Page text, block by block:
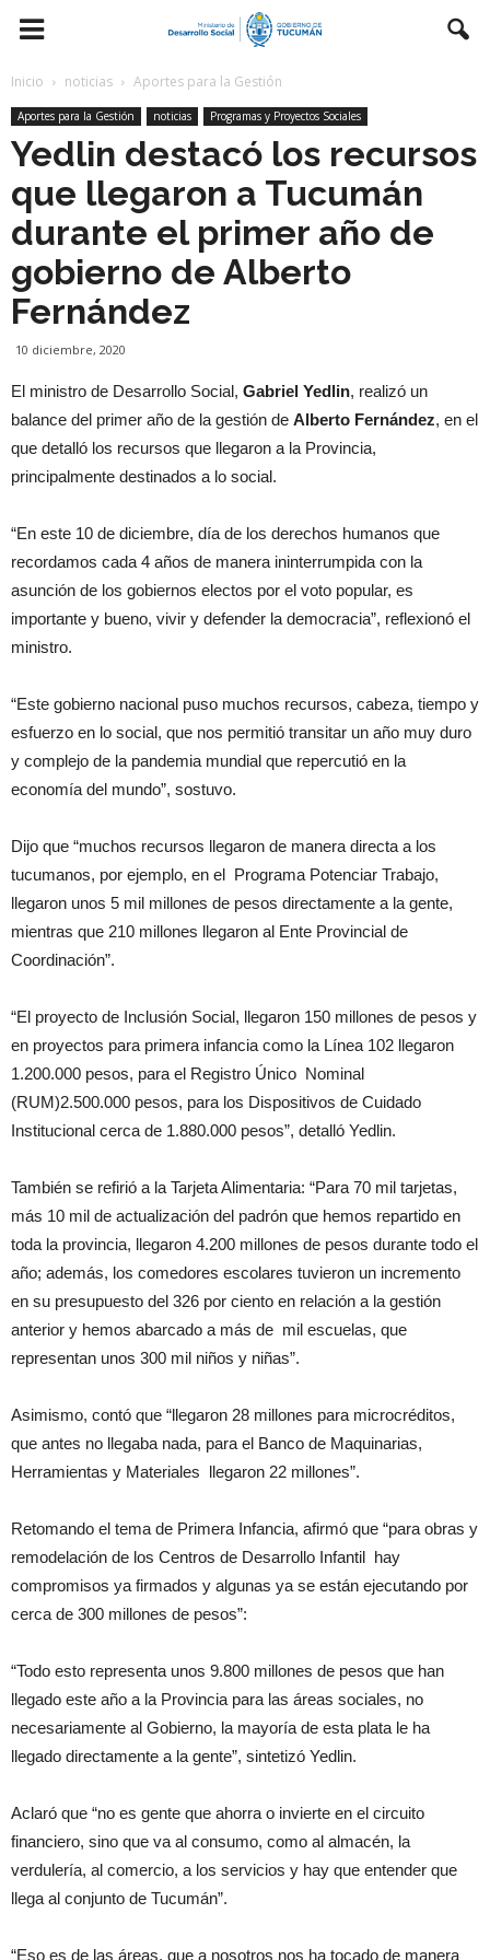
Inicio noticias Aportes para la Gestión
Aportes para la Gestión noticias Programas y Proyectos Sociales
Yedlin destacó los recursos
que llegaron a Tucumán
durante el primer año de
gobierno de Alberto
Fernández
10 diciembre, 2020
El ministro de Desarrollo Social, Gabriel Yedlin, realizó un
balance del primer año de la gestión de Alberto Fernández, en el
que detalló los recursos que llegaron a la Provincia,
principalmente destinados a lo social.
“En este 10 de diciembre, día de los derechos humanos que
recordamos cada 4 años de manera ininterrumpida con la
asunción de los gobiernos electos por el voto popular, es
importante y bueno, vivir y defender la democracia”, reflexionó el
ministro.
“Este gobierno nacional puso muchos recursos, cabeza, tiempo y
esfuerzo en lo social, que nos permitió transitar un año muy duro
y complejo de la pandemia mundial que repercutió en la
economía del mundo”, sostuvo.
Dijo que “muchos recursos llegaron de manera directa a los
tucumanos, por ejemplo, en el Programa Potenciar Trabajo,
llegaron unos 5 mil millones de pesos directamente a la gente,
mientras que 210 millones llegaron al Ente Provincial de
Coordinación”.
“El proyecto de Inclusión Social, llegaron 150 millones de pesos y
en proyectos para primera infancia como la Línea 102 llegaron
1.200.000 pesos, para el Registro Único Nominal
(RUM)2.500.000 pesos, para los Dispositivos de Cuidado
Institucional cerca de 1.880.000 pesos”, detalló Yedlin.
También se refirió a la Tarjeta Alimentaria: “Para 70 mil tarjetas,
más 10 mil de actualización del padrón que hemos repartido en
toda la provincia, llegaron 4.200 millones de pesos durante todo el
año; además, los comedores escolares tuvieron un incremento
en su presupuesto del 326 por ciento en relación a la gestión
anterior y hemos abarcado a más de mil escuelas, que
representan unos 300 mil niños y niñas”.
Asimismo, contó que “llegaron 28 millones para microcréditos,
que antes no llegaba nada, para el Banco de Maquinarias,
Herramientas y Materiales llegaron 22 millones”.
Retomando el tema de Primera Infancia, afirmó que “para obras y
remodelación de los Centros de Desarrollo Infantil hay
compromisos ya firmados y algunas ya se están ejecutando por
cerca de 300 millones de pesos”:
“Todo esto representa unos 9.800 millones de pesos que han
llegado este año a la Provincia para las áreas sociales, no
necesariamente al Gobierno, la mayoría de esta plata le ha
llegado directamente a la gente”, sintetizó Yedlin.
Aclaró que “no es gente que ahorra o invierte en el circuito
financiero, sino que va al consumo, como al almacén, la
verdulería, al comercio, a los servicios y hay que entender que
llega al conjunto de Tucumán”.
“Eso es de las áreas, que a nosotros nos ha tocado de manera